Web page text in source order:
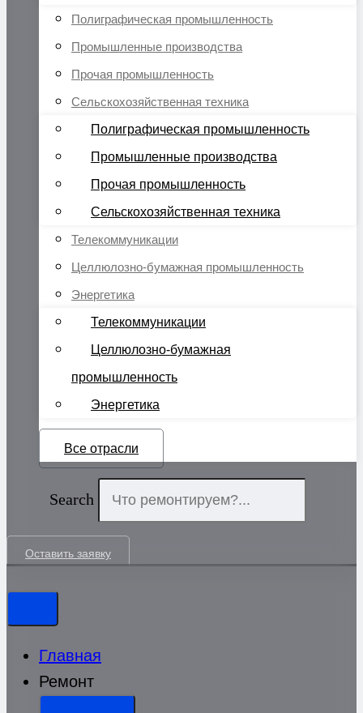
Полиграфическая промышленность
Промышленные производства
Прочая промышленность
Сельскохозяйственная техника
Полиграфическая промышленность
Промышленные производства
Прочая промышленность
Сельскохозяйственная техника
Телекоммуникации
Целлюлозно-бумажная промышленность
Энергетика
Телекоммуникации
Целлюлозно-бумажная
промышленность
Энергетика
Все отрасли
Search
Оставить заявку
Главная
Ремонт